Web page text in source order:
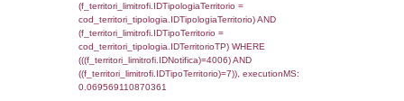
cod_territori_tipologia.IDTerritorioTP )
((f_territori_limitrofi.IDNotifica) = 4006 ) AND
cod_territori_tipologia.IDTerritorioTP = 1)
executionMS: 0.055003881454468